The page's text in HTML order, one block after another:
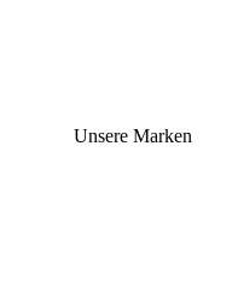
Unsere Marken